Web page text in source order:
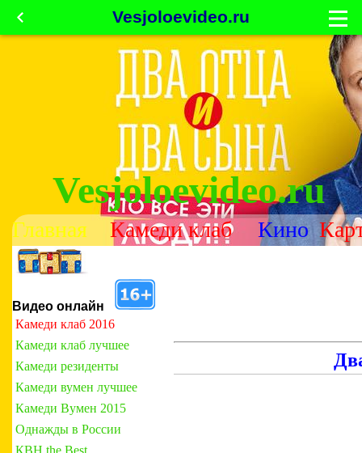
Vesjoloevideo.ru
Vesjoloevideo.ru
Главная Камеди клаб Кино
Видео онлайн
Камеди клаб 2016
Камеди клаб лучшее
Камеди резиденты
Камеди вумен лучшее
Камеди Вумен 2015
Однажды в России
КВН the Best